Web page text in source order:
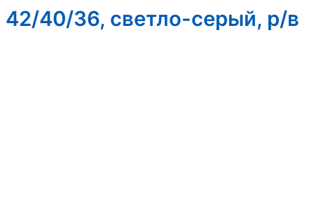
42/40/36, светло-серый, р/в